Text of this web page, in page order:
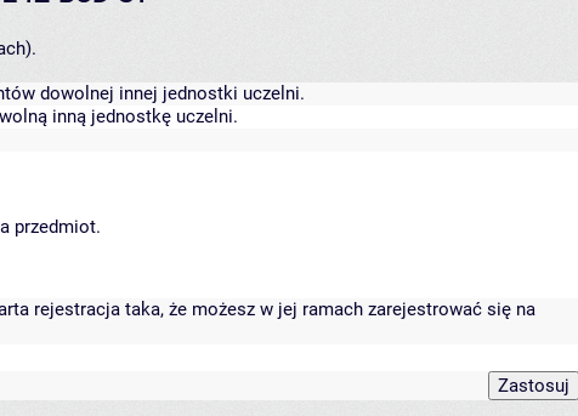
dowolnej innej jednostki uczelni.
inną jednostkę uczelni.
przedmiot.
rejestracja taka, że możesz w jej ramach zarejestrować się na